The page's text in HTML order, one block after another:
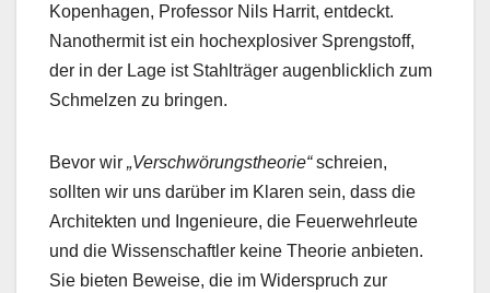
Kopenhagen, Professor Nils Harrit, entdeckt.
Nanothermit ist ein hochexplosiver Sprengstoff,
der in der Lage ist Stahlträger augenblicklich zum
Schmelzen zu bringen.
Bevor wir „Verschwörungstheorie“schreien,
sollten wir uns darüber im Klaren sein, dass die
Architekten und Ingenieure, die Feuerwehrleute
und die Wissenschaftler keine Theorie anbieten.
Sie bieten Beweise, die im Widerspruch zur